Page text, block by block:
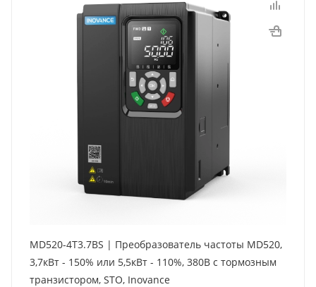
MD520-4T3.7BS | Преобразователь частоты MD520,
3,7кВт - 150% или 5,5кВт - 110%, 380В с тормозным
транзистором, STO, Inovance